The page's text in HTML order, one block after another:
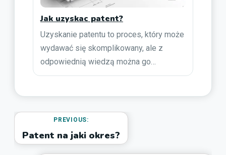
Jak uzyskac patent?
Uzyskanie patentu to proces, który może
wydawać się skomplikowany, ale z
odpowiednią wiedzą można go…
PREVIOUS:
Patent na jaki okres?